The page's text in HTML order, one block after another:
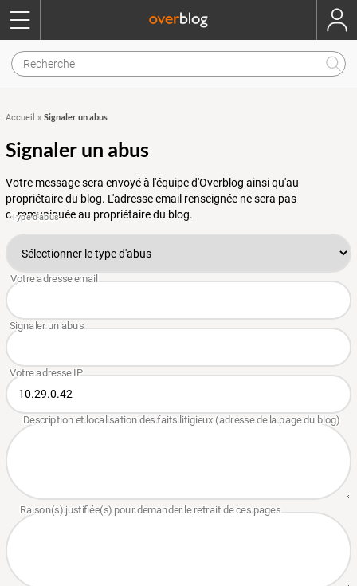
Accueil » Signaler un abus
Signaler un abus
Votre message sera envoyé à l'équipe d'Overblog ainsi qu'au
propriétaire du blog. L'adresse email renseignée ne sera pas
communiquée au propriétaire du blog.